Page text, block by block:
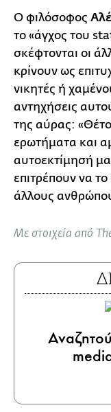
Ο φιλόσοφος
το «άγχος του
σκέφτονται οι
κρίνουν ως
νικητές ή
αντηχήσεις
της αύρας:
ερωτήματα και
αυτοεκτίμησή
επιτρέπουν να
άλλους
Με στοιχεία από